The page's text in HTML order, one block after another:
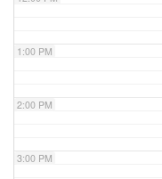
1:00 PM
2:00 PM
3:00 PM